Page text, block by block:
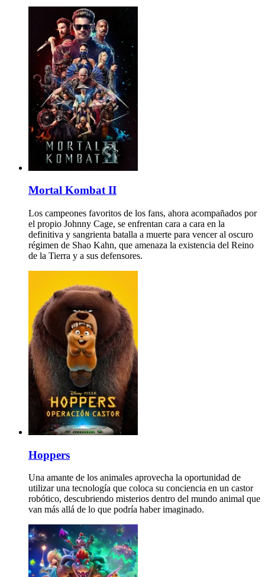
Mortal Kombat II
Los campeones favoritos de los fans, ahora acompañados por
el propio Johnny Cage, se enfrentan cara a cara en la
definitiva y sangrienta batalla a muerte para vencer al oscuro
régimen de Shao Kahn, que amenaza la existencia del Reino
de la Tierra y a sus defensores.
Hoppers
Una amante de los animales aprovecha la oportunidad de
utilizar una tecnología que coloca su conciencia en un castor
robótico, descubriendo misterios dentro del mundo animal que
van más allá de lo que podría haber imaginado.